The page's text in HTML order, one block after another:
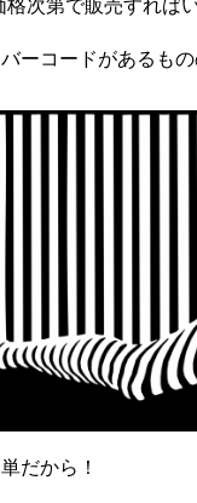
格次第で販売すれば
ーコードがあるもの
だから！